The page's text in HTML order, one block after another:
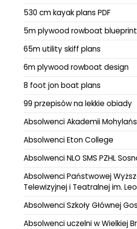
530 cm kayak plans PDF
5m plywood rowboat
65m utility skiff plans
6m plywood rowboat design
8 foot jon boat plans
99 przepisów na lekkie obiady
Absolwenci Akademii
Absolwenci Eton College
Absolwenci NLO SMS PZHL
Absolwenci Państwowej
Telewizyjnej i Teatralnej im.
Absolwenci Szkoły Głównej
Absolwenci uczelni w Wielkiej